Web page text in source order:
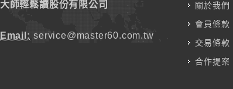
大師輕鬆讀股份有限公司
Email: service@master60.com.tw
關於我們
會員條款
交易條款
合作提案